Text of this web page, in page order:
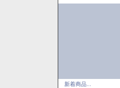
新着商品...